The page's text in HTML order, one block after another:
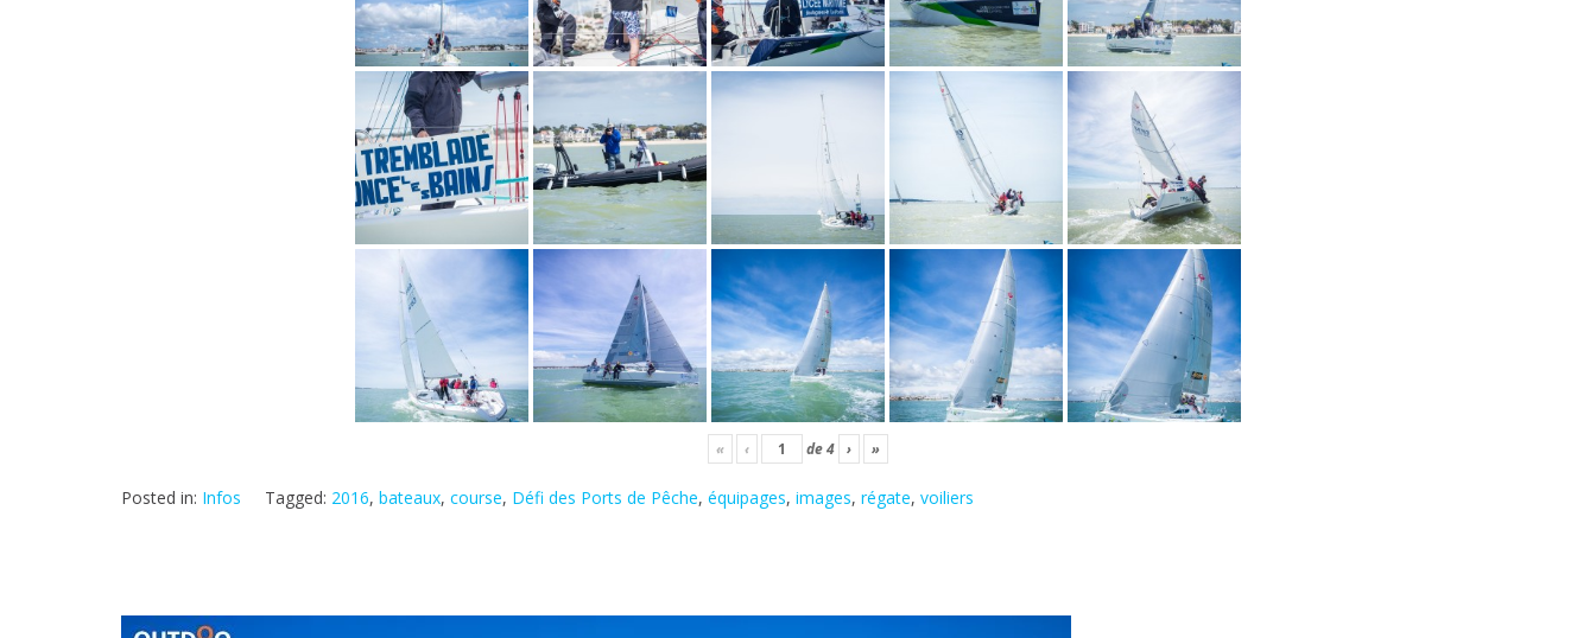
« ‹ de4 › »
Posted in: Infos Tagged: 2016, bateaux, course, Défi des Ports de Pêche, équipages, images, régate, voiliers